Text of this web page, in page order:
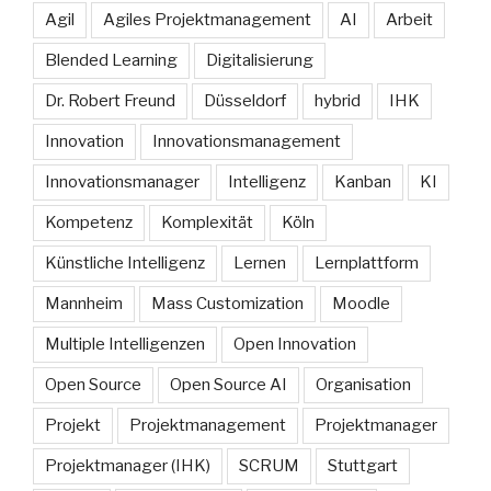
Agil Agiles Projektmanagement AI Arbeit
Blended Learning Digitalisierung
Dr. Robert Freund Düsseldorf hybrid IHK
Innovation Innovationsmanagement
Innovationsmanager Intelligenz Kanban KI
Kompetenz Komplexität Köln
Künstliche Intelligenz Lernen Lernplattform
Mannheim Mass Customization Moodle
Multiple Intelligenzen Open Innovation
Open Source Open Source AI Organisation
Projekt Projektmanagement Projektmanager
Projektmanager (IHK) SCRUM Stuttgart